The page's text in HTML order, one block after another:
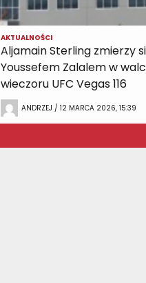
AKTUALNOŚCI
Aljamain Sterling zmierzy
Youssefem Zalalem w
wieczoru UFC Vegas 116
ANDRZEJ / 12 MARCA 2026, 15:39